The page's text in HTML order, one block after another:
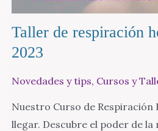
Taller de respiración
2023
Novedades y tips, Cursos y
Nuestro Curso de
llegar. Descubre el poder de